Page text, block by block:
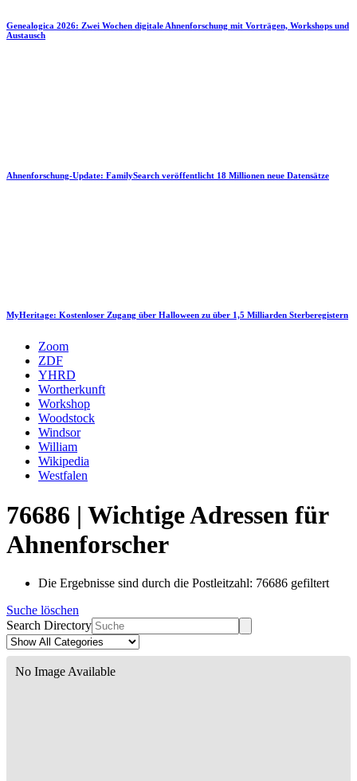
Genealogica 2026: Zwei Wochen digitale Ahnenforschung mit Vorträgen, Workshops und
Austausch
Ahnenforschung-Update: FamilySearch veröffentlicht 18 Millionen neue Datensätze
MyHeritage: Kostenloser Zugang über Halloween zu über 1,5 Milliarden Sterberegistern
Zoom
ZDF
YHRD
Wortherkunft
Workshop
Woodstock
Windsor
William
Wikipedia
Westfalen
76686 | Wichtige Adressen für
Ahnenforscher
Die Ergebnisse sind durch die Postleitzahl: 76686 gefiltert
Suche löschen
Search Directory
No Image Available